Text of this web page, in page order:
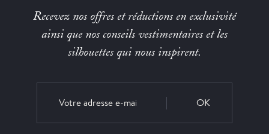
Recevez nos offres et réductions en exclusivité
ainsi que nos conseils vestimentaires et les
silhouettes qui nous inspirent.
OK